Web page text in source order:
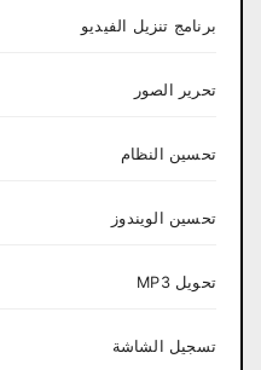
برنامج تنزيل الفيديو
تحرير الصور
تحسين النظام
تحسين الويندوز
تحويل MP3
تسجيل الشاشة